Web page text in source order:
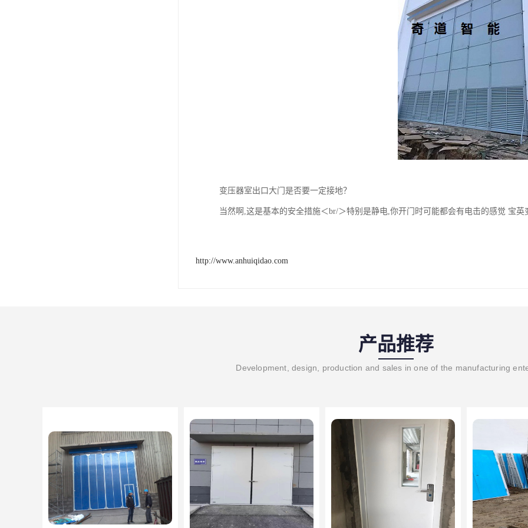
变压器室出口大门是否要一定接地？
当然啊,这是基本的安全措施＜br/＞特别是静电,你开门时可能都会有电击的感觉 宝英
http://www.anhuiqidao.com
产品推荐
Development, design, production and sales in one of the manufacturing